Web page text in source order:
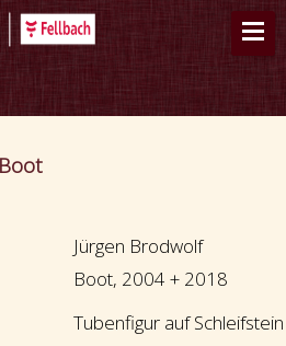
Jürgen Brodwolf
Boot, 2004 + 2018
Tubenfigur auf